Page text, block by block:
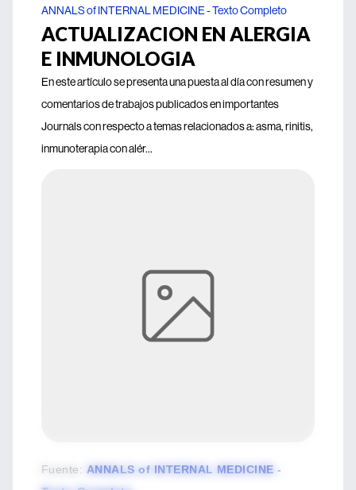
ANNALS of INTERNAL MEDICINE - Texto Completo
ACTUALIZACION EN ALERGIA
E INMUNOLOGIA
En este artículo se presenta una puesta al día con resumen y
comentarios de trabajos publicados en importantes
Journals con respecto a temas relacionados a: asma, rinitis,
inmunoterapia con alér...
Fuente: ANNALS of INTERNAL MEDICINE -